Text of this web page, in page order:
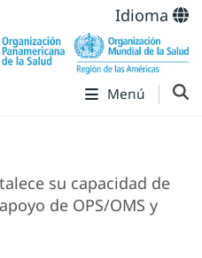
Idioma
Menú
su capacidad de
de OPS/OMS y